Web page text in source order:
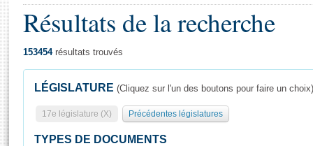
Présidence
Séance publique
Général
Rôle et pouvoirs de l'Assemblée
Visiter l'Assemblée
Résultats de la recherche
153454résultats trouvés
LÉGISLATURE (Cliquez sur l'un des boutons pour faire un choix)
17e législature (X) Précédentes législatures
TYPES DE DOCUMENTS